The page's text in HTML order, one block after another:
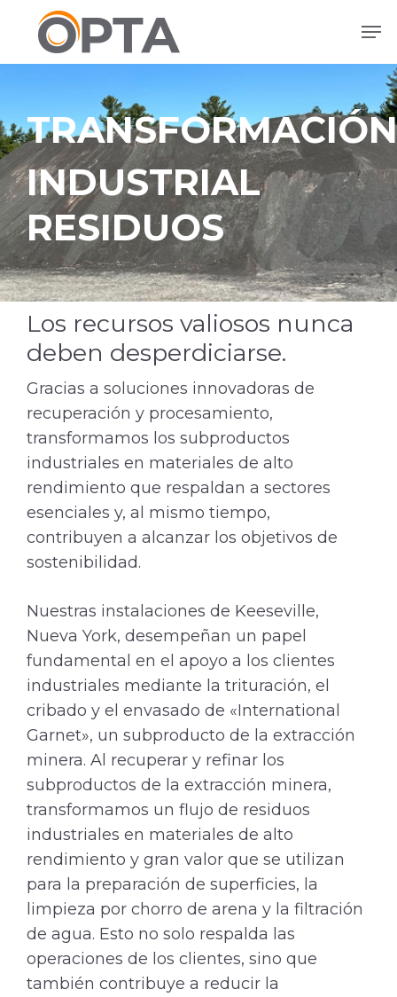
contenido
INDUSTRIAL
RESIDUOS
Los recursos valiosos nunca
deben desperdiciarse.
Gracias a soluciones innovadoras de
recuperación y procesamiento,
transformamos los subproductos
industriales en materiales de alto
rendimiento que respaldan a sectores
esenciales y, al mismo tiempo,
contribuyen a alcanzar los objetivos de
sostenibilidad.
Nuestras instalaciones de Keeseville,
Nueva York, desempeñan un papel
fundamental en el apoyo a los clientes
industriales mediante la trituración, el
cribado y el envasado de «International
Garnet», un subproducto de la extracción
minera. Al recuperar y refinar los
subproductos de la extracción minera,
transformamos un flujo de residuos
industriales en materiales de alto
rendimiento y gran valor que se utilizan
para la preparación de superficies, la
limpieza por chorro de arena y la filtración
de agua. Esto no solo respalda las
operaciones de los clientes, sino que
también contribuye a reducir la